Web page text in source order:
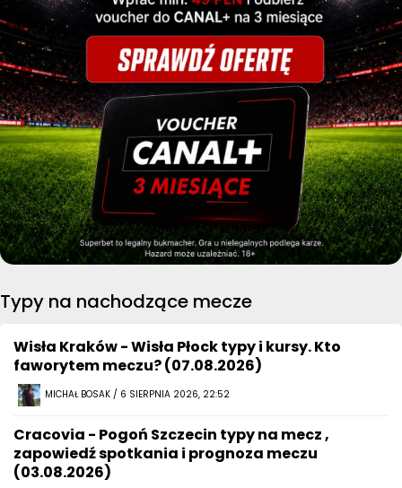
Typy na nachodzące mecze
Wisła Kraków - Wisła Płock typy i kursy. Kto
faworytem meczu? (07.08.2026)
MICHAŁ BOSAK / 6 SIERPNIA 2026, 22:52
Cracovia - Pogoń Szczecin typy na mecz ,
zapowiedź spotkania i prognoza meczu
(03.08.2026)